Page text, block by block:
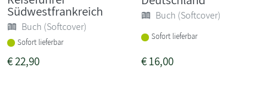
Südwestfrankreich
Buch (Softcover)
Sofort lieferbar
€22,90
Buch (Softcover)
Sofort lieferbar
€16,00